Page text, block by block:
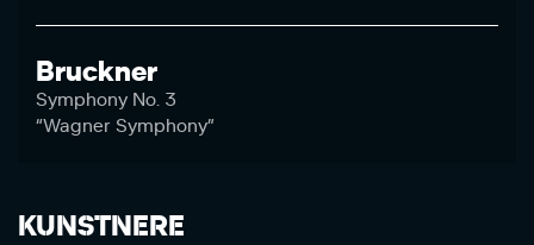
Bruckner
Symphony No. 3
“Wagner Symphony”
KUNSTNERE